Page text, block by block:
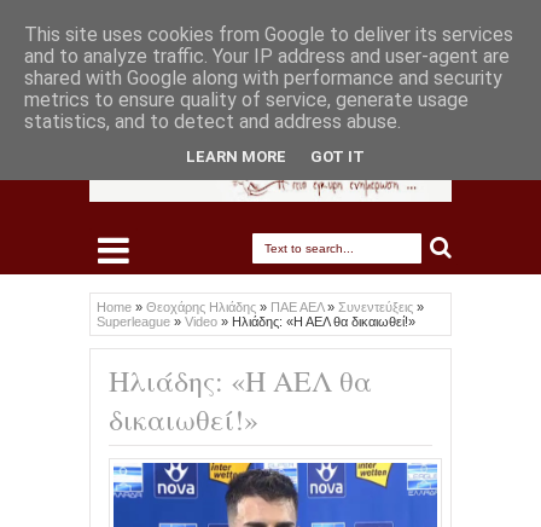
Home » Θεοχάρης Ηλιάδης » ΠΑΕ ΑΕΛ» Συνεντεύξεις »
Superleague » Video » Ηλιάδης: «Η ΑΕΛ θα δικαιωθεί!»
Ηλιάδης: «Η ΑΕΛ θα
δικαιωθεί!»
This site uses cookies from Google to deliver its services
and to analyze traffic. Your IP address and user-agent are
shared with Google along with performance and security
metrics to ensure quality of service, generate usage
statistics, and to detect and address abuse.
LEARN MORE GOT IT